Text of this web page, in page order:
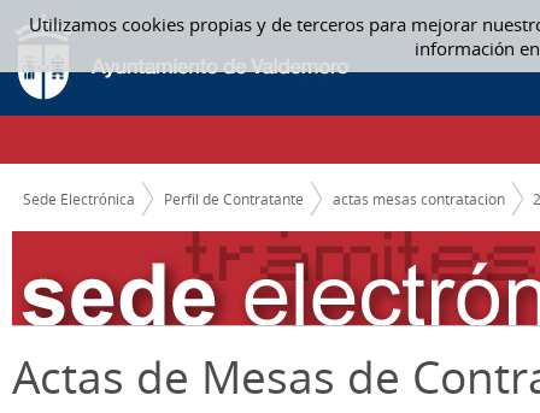
Utilizamos cookies propias y de terceros para mejorar
información
Saltar al contenido
02 FEBRERO - ACTAS MESAS CONTRATACION
CAMINO DE MIGAS
Sede Electrónica Perfil de Contratante actas mesas contratacion
Actas de Mesas de